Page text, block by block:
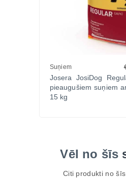
Suņiem
Josera JosiDog
pieaugušiem suņiem
15 kg
Vēl no šīs
Citi produkti no